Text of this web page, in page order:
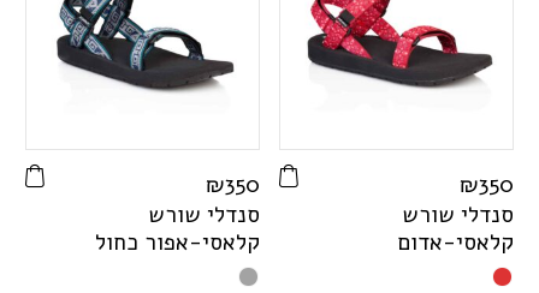
₪350
סנדלי שורש
קלאסי-אדום
₪350
סנדלי שורש
קלאסי-אפור כחול